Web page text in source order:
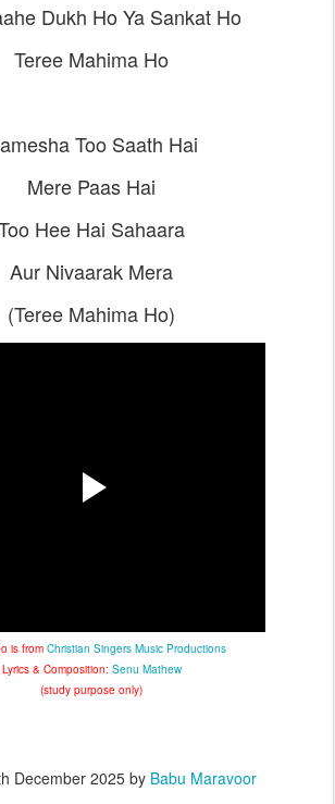
Dukh Ho Ya Sankat Ho
Teree Mahima Ho
Too Saath Hai
Mere Paas Hai
Hee Hai Sahaara
Aur Nivaarak Mera
(Teree Mahima Ho)
is from Christian Singers Music Productions
Lyrics & Composition: Senu Mathew
(study purpose only)
December 2025by Babu Maravoor